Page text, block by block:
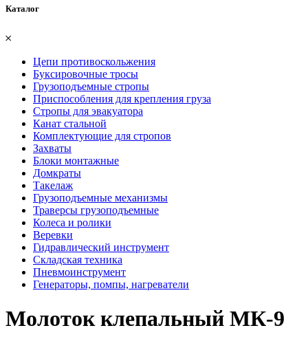
Каталог
𐄂
Цепи противоскольжения
Буксировочные тросы
Грузоподъемные стропы
Приспособления для крепления груза
Стропы для эвакуатора
Канат стальной
Комплектующие для стропов
Захваты
Блоки монтажные
Домкраты
Такелаж
Грузоподъемные механизмы
Траверсы грузоподъемные
Колеса и ролики
Веревки
Гидравлический инструмент
Складская техника
Пневмоинструмент
Генераторы, помпы, нагреватели
Молоток клепальный МК-9